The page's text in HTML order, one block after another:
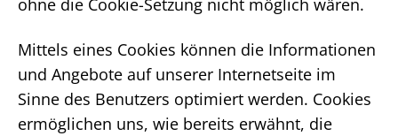
ohne die Cookie-Setzung nicht möglich wären.
Mittels eines Cookies können die Informationen
und Angebote auf unserer Internetseite im
Sinne des Benutzers optimiert werden. Cookies
ermöglichen uns, wie bereits erwähnt, die